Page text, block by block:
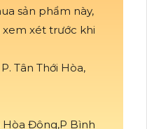
sản phẩm này,
xét trước khi
Tân Thới Hòa,
Hòa Đông,P Bình